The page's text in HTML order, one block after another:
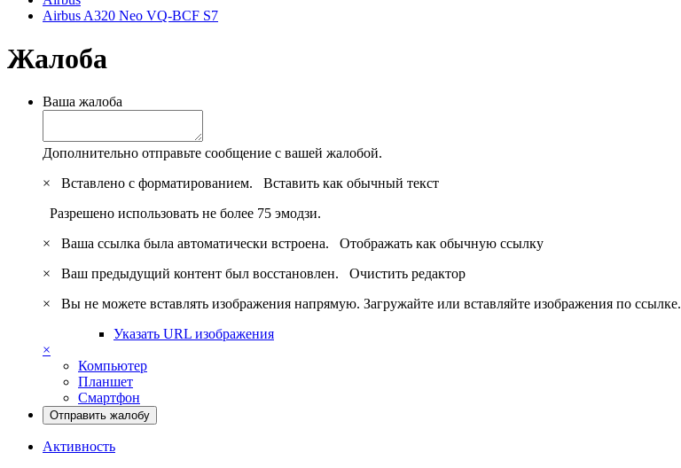
Airbus A320 Neo VQ-BCF S7
Жалоба
Ваша жалоба
Дополнительно отправьте сообщение с вашей жалобой.
×
Вставлено с форматированием. Вставить как обычный текст
Разрешено использовать не более 75 эмодзи.
×
Ваша ссылка была автоматически встроена. Отображать как обычную ссылку
×
Ваш предыдущий контент был восстановлен. Очистить редактор
×
Вы не можете вставлять изображения напрямую. Загружайте или вставляйте изображения по ссылке.
Указать URL изображения
×
Компьютер
Планшет
Смартфон
Отправить жалобу
Активность